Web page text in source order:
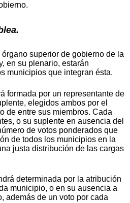
superior de gobierno de la
en su plenario, estarán
municipios que integran ésta.
formada por un representante de
elegidos ambos por el
de entre sus miembros. Cada
o su suplente en ausencia del
de votos ponderados que
de todos los municipios en la
justa distribución de las cargas
determinada por la atribución
municipio, o en su ausencia a
además de un voto por cada